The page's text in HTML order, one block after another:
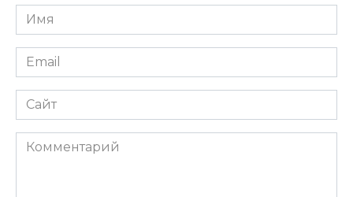
Имя
*
Email
*
Сайт
Комментарий